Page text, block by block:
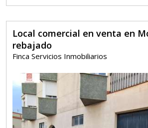
Local comercial en venta en
rebajado
Finca Servicios Inmobiliarios